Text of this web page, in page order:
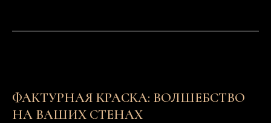
ФАКТУРНАЯ КРАСКА: ВОЛШЕБСТВО
НА ВАШИХ СТЕНАХ